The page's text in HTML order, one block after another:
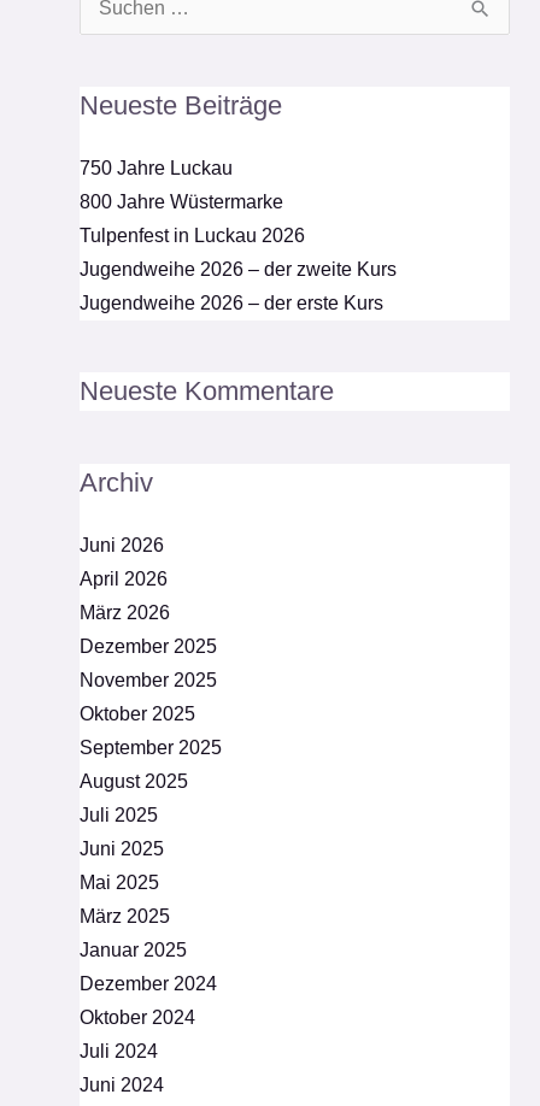
Suchen
Neueste Beiträge
750 Jahre Luckau
800 Jahre Wüstermarke
Tulpenfest in Luckau 2026
Jugendweihe 2026 – der zweite Kurs
Jugendweihe 2026 – der erste Kurs
Neueste Kommentare
Archiv
Juni 2026
April 2026
März 2026
Dezember 2025
November 2025
Oktober 2025
September 2025
August 2025
Juli 2025
Juni 2025
Mai 2025
März 2025
Januar 2025
Dezember 2024
Oktober 2024
Juli 2024
Juni 2024